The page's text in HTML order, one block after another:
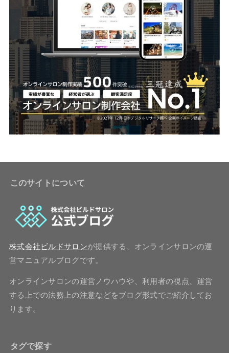
このサイトについて
株式会社ビルドサロンが提供する、オンラインサロンの運
営マニュアルブログです。
オンラインサロンの運営ノウハウや、利用者の視点、運営
する上での法務上の注意などをブログ形式でご紹介してお
ります。
タグで探す